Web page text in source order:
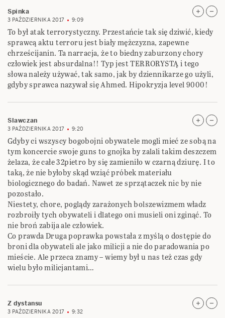
Spinka
3 PAŹDZIERNIKA 2017 9:09
To był atak terrorystyczny. Przestańcie tak się dziwić, kiedy
sprawcą aktu terroru jest biały mężczyzna, zapewne
chrześcijanin. Ta narracja, że to biedny zaburzony chory
człowiek jest absurdalna!! Typ jest TERRORYSTĄ i tego
słowa należy używać, tak samo, jak by dziennikarze go użyli,
gdyby sprawca nazywał się Ahmed. Hipokryzja level 9000!
Slawczan
3 PAŹDZIERNIKA 2017 9:20
Gdyby ci wszyscy bogobojni obywatele mogli mieć ze sobą na
tym koncercie swoje guns to gnojka by zalali takim deszczem
żelaza, że całe 32pietro by się zamieniło w czarną dziurę. I to
taką, że nie byłoby skąd wziąć próbek materiału
biologicznego do badań. Nawet ze sprzątaczek nic by nie
pozostało.
Niestety, chore, poglądy zarażonych bolszewizmem władz
rozbroiły tych obywateli i dlatego oni musieli oni zginąć. To
nie broń zabija ale człowiek.
Co prawda Druga poprawka powstała z myślą o dostępie do
broni dla obywateli ale jako milicji a nie do paradowania po
mieście. Ale przeca znamy – wiemy był u nas też czas gdy
wielu było milicjantami…
Z dystansu
3 PAŹDZIERNIKA 2017 9:32